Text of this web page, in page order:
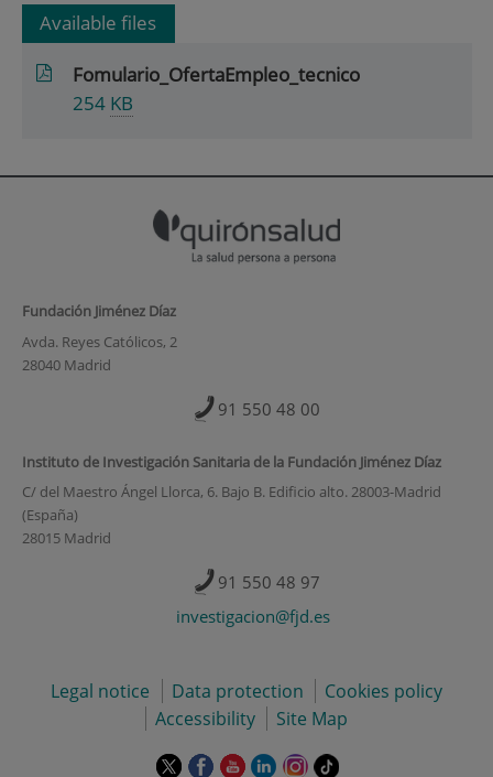
Available files
Fomulario_OfertaEmpleo_tecnico
254 KB
Fundación Jiménez Díaz
Avda. Reyes Católicos, 2
28040 Madrid
91 550 48 00
Instituto de Investigación Sanitaria de la Fundación Jiménez Díaz
C/ del Maestro Ángel Llorca, 6. Bajo B. Edificio alto. 28003-Madrid
(España)
28015 Madrid
91 550 48 97
investigacion@fjd.es
Legal notice Data protection
Cookies policy
Accessibility
Site Map
This This This This This Link